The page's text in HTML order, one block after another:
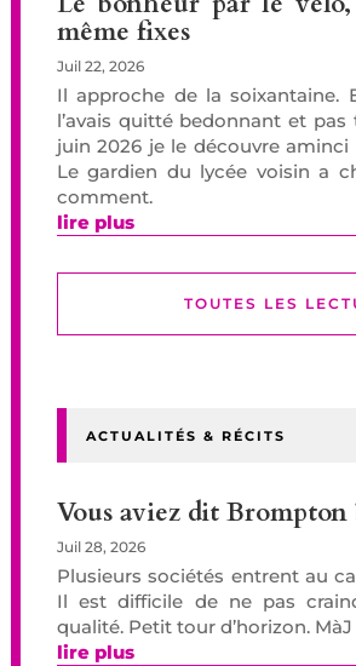
même fixes
Juil 22, 2026
Il approche de la soixantaine.
l’avais quitté bedonnant et pas
juin 2026 je le découvre
Le gardien du lycée voisin a
comment.
lire plus
TOUTES LES
ACTUALITÉS & RÉCITS
Vous aviez dit Brompton
Juil 28, 2026
Plusieurs sociétés entrent au
Il est difficile de ne pas
qualité. Petit tour d’horizon.
lire plus